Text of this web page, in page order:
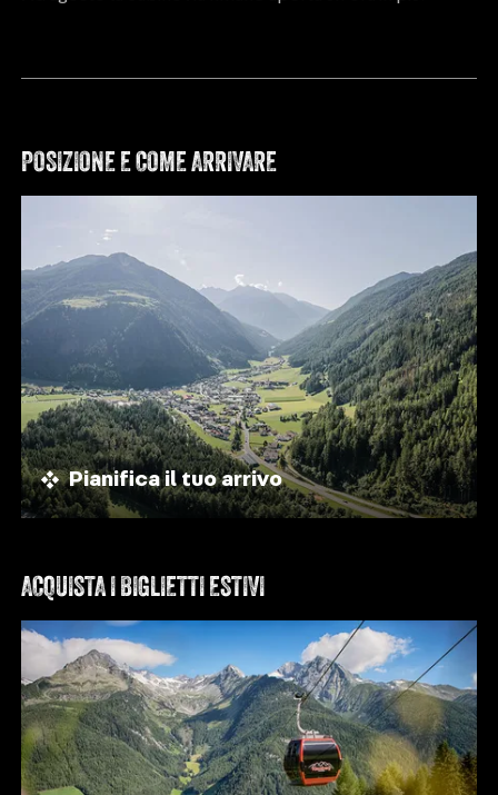
POSIZIONE E COME ARRIVARE
Pianifica il tuo arrivo
ACQUISTA I BIGLIETTI ESTIVI